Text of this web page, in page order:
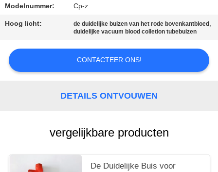
Modelnummer: Cp-z
Hoog licht: de duidelijke buizen van het rode bovenkantbloed ,
duidelijke vacuum blood colletion tubebuizen
CONTACTEER ONS!
DETAILS ONTVOUWEN
vergelijkbare producten
De Duidelijke Buis voor